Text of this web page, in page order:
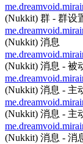
(Nukkit) 群 - 群设
(Nukkit) 消息
(Nukkit) 消息 - 被
(Nukkit) 消息 - 主
(Nukkit) 消息 - 主
(Nukkit) 消息 - 消